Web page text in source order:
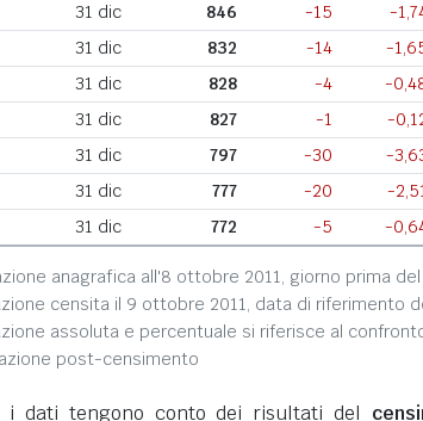
31 dic 846 -15 -
31 dic 832 -14 -
31 dic 828 -4 -
31 dic 827 -1 -
31 dic 797 -30 -
31 dic 777 -20 -
31 dic 772 -5 -
anagrafica all'8 ottobre 2011, giorno prima
censita il 9 ottobre 2011, data di riferimento
assoluta e percentuale si riferisce al
post-censimento
i dati tengono conto dei risultati del